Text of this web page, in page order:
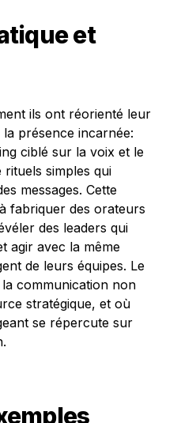
et
ils ont réorienté leur
présence incarnée:
ciblé sur la voix et le
rituels simples qui
messages. Cette
fabriquer des orateurs
des leaders qui
agir avec la même
de leurs équipes. Le
communication non
stratégique, et où
se répercute sur